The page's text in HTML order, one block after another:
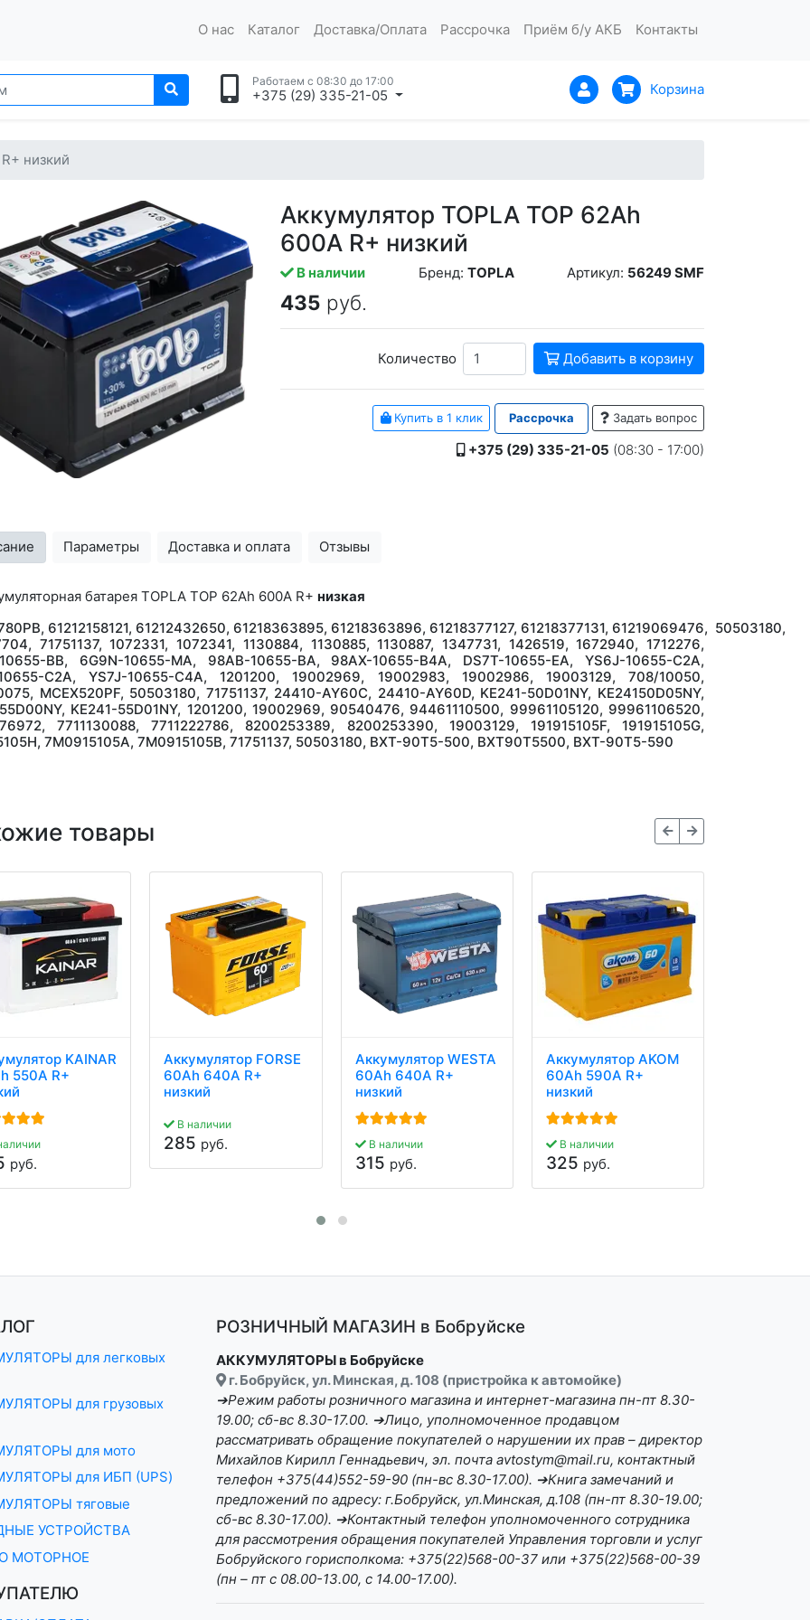
О нас Каталог Доставка/Оплата Рассрочка Приём б/у АКБ Контакты
Работаем с 08:30 до 17:00
+375 (29) 335-21-05 Корзина
низкий
Аккумулятор TOPLA TOP 62Ah
600A R+ низкий
В наличии Бренд: TOPLA Артикул: 56249 SMF
435 руб.
Количество Добавить в корзину
Купить в 1 клик Рассрочка Задать вопрос
+375 (29) 335-21-05 (08:30 - 17:00)
Параметры Доставка и оплата Отзывы
батарея TOPLA TOP 62Ah 600A R+ низкая
61212158121, 61212432650, 61218363895, 61218363896, 61218377127, 61218377131, 61219069476, 50503180,
71751137, 1072331, 1072341, 1130884, 1130885, 1130887, 1347731, 1426519, 1672940, 1712276,
BB, 6G9N-10655-MA, 98AB-10655-BA, 98AX-10655-B4A, DS7T-10655-EA, YS6J-10655-C2A,
C2A, YS7J-10655-C4A, 1201200, 19002969, 19002983, 19002986, 19003129, 708/10050,
MCEX520PF, 50503180, 71751137, 24410-AY60C, 24410-AY60D, KE241-50D01NY, KE24150D05NY,
KE241-55D01NY, 1201200, 19002969, 90540476, 94461110500, 99961105120, 99961106520,
7711130088, 7711222786, 8200253389, 8200253390, 19003129, 191915105F, 191915105G,
7M0915105A, 7M0915105B, 71751137, 50503180, BXT-90T5-500, BXT90T5500, BXT-90T5-590
товары
KAINAR
550A R+
руб.
Аккумулятор FORSE
60Ah 640A R+
низкий
В наличии
285 руб.
Аккумулятор WESTA
60Ah 640A R+
низкий
В наличии
315 руб.
Аккумулятор AKOM
60Ah 590A R+
низкий
В наличии
325 руб.
для легковых
для грузовых
для мото
для ИБП (UPS)
тяговые
УСТРОЙСТВА
МОТОРНОЕ
РОЗНИЧНЫЙ МАГАЗИН в Бобруйске
АККУМУЛЯТОРЫ в Бобруйске
г. Бобруйск, ул. Минская, д. 108 (пристройка к автомойке)
➔Режим работы розничного магазина и интернет-магазина пн-пт 8.30-
19.00; сб-вс 8.30-17.00. ➔Лицо, уполномоченное продавцом
рассматривать обращение покупателей о нарушении их прав – директор
Михайлов Кирилл Геннадьевич, эл. почта avtostym@mail.ru, контактный
телефон +375(44)552-59-90 (пн-вс 8.30-17.00). ➔Книга замечаний и
предложений по адресу: г.Бобруйск, ул.Минская, д.108 (пн-пт 8.30-19.00;
сб-вс 8.30-17.00). ➔Контактный телефон уполномоченного сотрудника
для рассмотрения обращения покупателей Управления торговли и услуг
Бобруйского горисполкома: +375(22)568-00-37 или +375(22)568-00-39
(пн – пт с 08.00-13.00, с 14.00-17.00).